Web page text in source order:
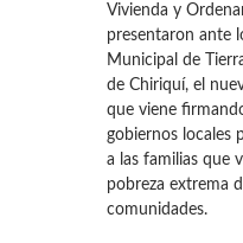
Vivienda y
presentaron ante
Municipal de
de Chiriquí, el
que viene
gobiernos locales
a las familias que
pobreza extrema
comunidades.